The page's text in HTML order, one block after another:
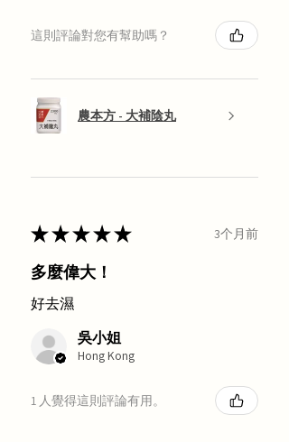
這則評論對您有幫助嗎？
農本方 - 大補陰丸
★★★★★ 3个月前
多麼偉大！
好去濕
吳小姐
Hong Kong
1 人覺得這則評論有用。